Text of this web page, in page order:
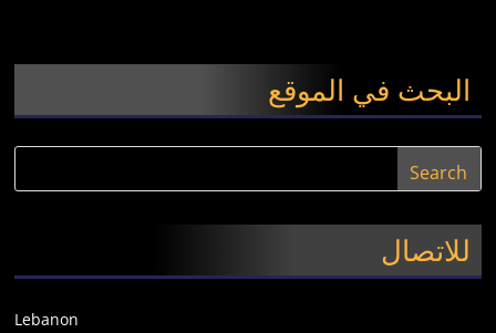
البحث في الموقع
للاتصال
Lebanon